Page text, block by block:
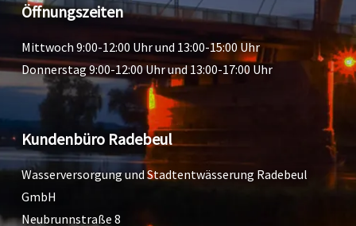
Öffnungszeiten
Mittwoch 9:00-12:00 Uhr und 13:00-15:00 Uhr
Donnerstag 9:00-12:00 Uhr und 13:00-17:00 Uhr
Kundenbüro Radebeul
Wasserversorgung und Stadtentwässerung Radebeul
GmbH
Neubrunnstraße 8